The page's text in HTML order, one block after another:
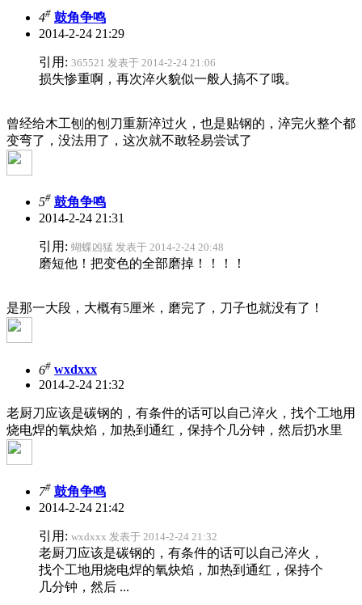
4# 鼓角争鸣
2014-2-24 21:29
引用: 365521 发表于 2014-2-24 21:06
损失惨重啊，再次淬火貌似一般人搞不了哦。
曾经给木工刨的刨刀重新淬过火，也是贴钢的，淬完火整个都
变弯了，没法用了，这次就不敢轻易尝试了
5# 鼓角争鸣
2014-2-24 21:31
引用: 蝴蝶凶猛 发表于 2014-2-24 20:48
磨短他！把变色的全部磨掉！！！！
是那一大段，大概有5厘米，磨完了，刀子也就没有了！
6# wxdxxx
2014-2-24 21:32
老厨刀应该是碳钢的，有条件的话可以自己淬火，找个工地用
烧电焊的氧炔焰，加热到通红，保持个几分钟，然后扔水里
7# 鼓角争鸣
2014-2-24 21:42
引用: wxdxxx 发表于 2014-2-24 21:32
老厨刀应该是碳钢的，有条件的话可以自己淬火，
找个工地用烧电焊的氧炔焰，加热到通红，保持个
几分钟，然后 ...